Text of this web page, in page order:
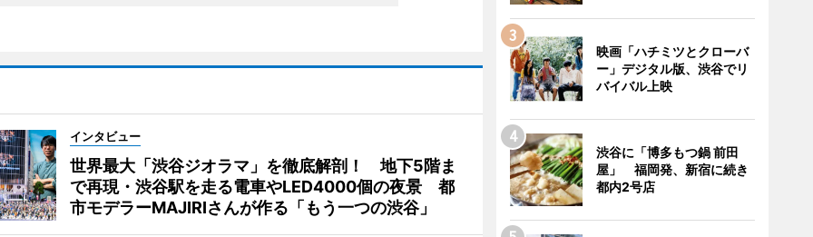
インタビュー
世界最大「渋谷ジオラマ」を徹底解剖！ 地下5階ま
で再現・渋谷駅を走る電車やLED4000個の夜景 都
市モデラーMAJIRIさんが作る「もう一つの渋谷」
映画「ハチミツとクローバ
ー」デジタル版、渋谷でリ
バイバル上映
渋谷に「博多もつ鍋 前田
屋」 福岡発、新宿に続き
都内2号店